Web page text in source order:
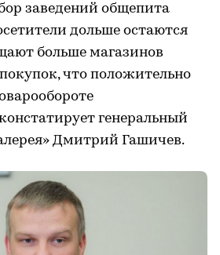
заведений общепита
дольше остаются
больше магазинов
что положительно
генеральный
Дмитрий Гашичев.